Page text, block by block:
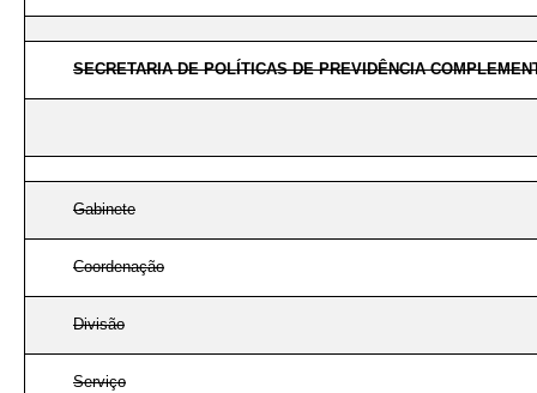
SECRETARIA DE POLÍTICAS DE PREVIDÊNCIA
Gabinete
Coordenação
Divisão
Serviço